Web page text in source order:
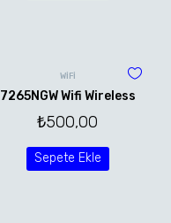
WİFİ
7265NGW Wifi Wireless
₺500,00
Sepete Ekle